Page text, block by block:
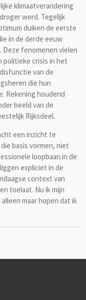
klimaatverandering
werd. Tegelijk
duiken de eerste
in de derde eeuw
Deze fenomenen vielen
politieke crisis in het
van de
die hun
Rekening houdend
beeld van de
Rijksdeel.
een inzicht te
basis vormen, niet
loopbaan in de
expliciet in de
context van
toelaat. Nu ik mijn
maar hopen dat ik